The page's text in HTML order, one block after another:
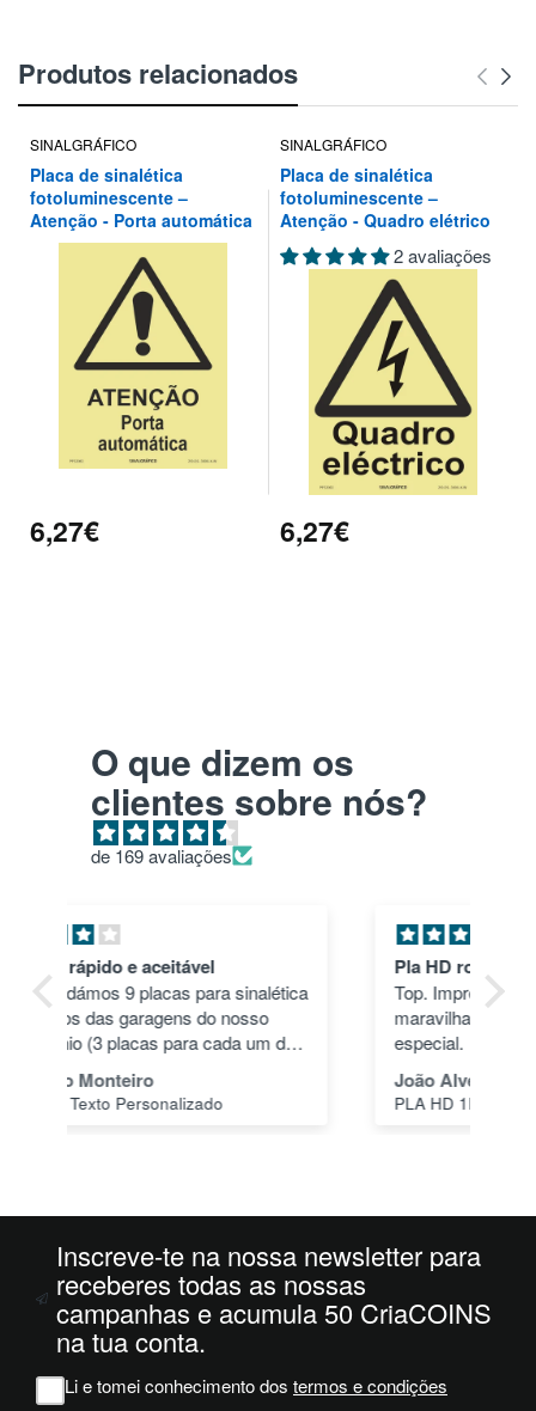
Produtos relacionados
SINALGRÁFICO
Placa de sinalética
fotoluminescente –
Atenção - Porta automática
6,27€
SINALGRÁFICO
Placa de sinalética
fotoluminescente –
Atenção - Quadro elétrico
2 avaliações
6,27€
O que dizem os
clientes sobre nós?
de 169 avaliações
Pla HD roxo
Top. Impressões correram às mil
maravilhas e a cor deu um toque
especial.
João Alves
PLA HD 1Kg MORADO WINKLE - LILÁS – WINKLE
Inscreve-te na nossa newsletter para
receberes todas as nossas
campanhas e acumula 50 CriaCOINS
na tua conta.
Li e tomei conhecimento dos termos e condições